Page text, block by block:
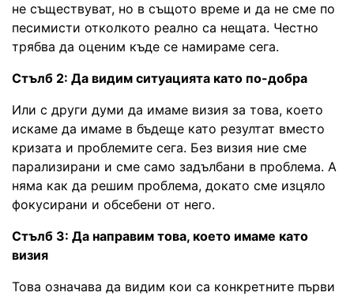
не съществуват, но в същото време и да не сме по
песимисти отколкото реално са нещата. Честно
трябва да оценим къде се намираме сега.
Стълб 2: Да видим ситуацията като по-добра
Или с други думи да имаме визия за това, което
искаме да имаме в бъдеще като резултат вместо
кризата и проблемите сега. Без визия ние сме
парализирани и сме само задълбани в проблема. А
няма как да решим проблема, докато сме изцяло
фокусирани и обсебени от него.
Стълб 3: Да направим това, което имаме като
визия
Това означава да видим кои са конкретните първи